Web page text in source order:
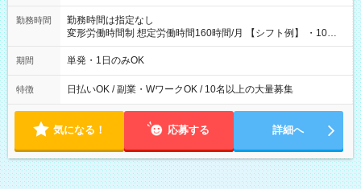
勤務時間
勤務時間は指定なし
変形労働時間制 想定労働時間160時間/月 【シフト例】 ・10：
00～20：00
期間 単発・1日のみOK
特徴 日払いOK / 副業・WワークOK / 10名以上の大量募集
気になる！ 応募する 詳細へ